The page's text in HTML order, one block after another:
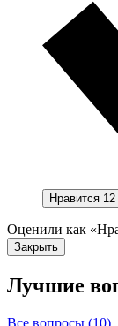
Нравится 12
Оценили как
Закрыть
Лучшие